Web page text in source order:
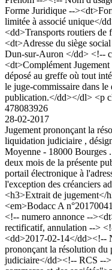
Forme Juridique --
limitée à associé unique</
<dd>Transports routiers de
<dt>Adresse du siège
Dun-sur-Auron </dd> <!--
<dt>Complément
déposé au greffe où tout
le juge-commissaire dans
publication.</dd></dl> <p
478083926
28-02-2017
Jugement prononçant la
liquidation judiciaire ,
Moyenne - 18000 Bourges .
deux mois de la présente
portail électronique à
l'exception des créanciers
<h3>Extrait de jugement</
<em>Bodacc A
<!-- numero annonce --
rectificatif, annulation -->
<dd>2017-02-14</dd><!--
prononçant la résolution du
judiciaire</dd><!-- RCS --